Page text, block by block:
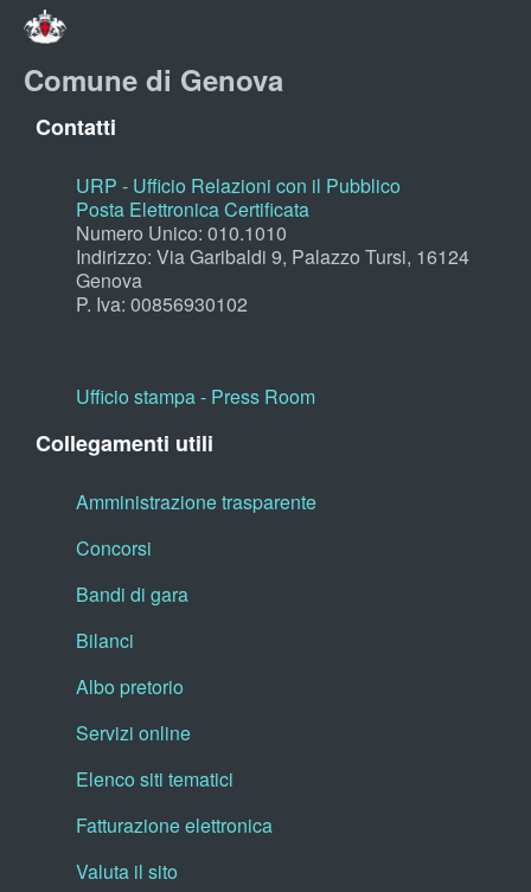
Comune di Genova
Contatti
URP - Ufficio Relazioni con il Pubblico
Posta Elettronica Certificata
Numero Unico: 010.1010
Indirizzo: Via Garibaldi 9, Palazzo Tursi, 16124
Genova
P. Iva: 00856930102
Ufficio stampa - Press Room
Collegamenti utili
Amministrazione trasparente
Concorsi
Bandi di gara
Bilanci
Albo pretorio
Servizi online
Elenco siti tematici
Fatturazione elettronica
Valuta il sito